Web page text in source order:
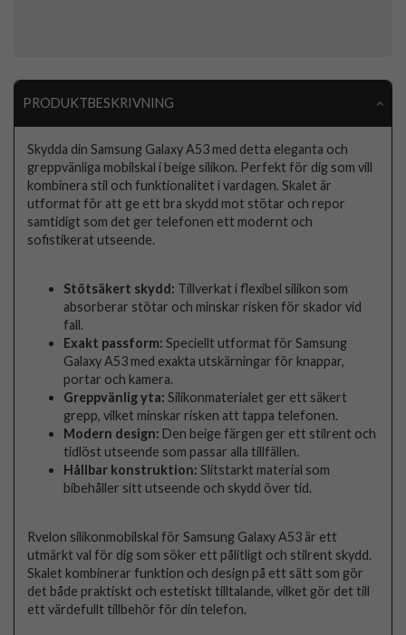
PRODUKTBESKRIVNING
Skydda din Samsung Galaxy A53 med detta eleganta och
greppvänliga mobilskal i beige silikon. Perfekt för dig som vill
kombinera stil och funktionalitet i vardagen. Skalet är
utformat för att ge ett bra skydd mot stötar och repor
samtidigt som det ger telefonen ett modernt och
sofistikerat utseende.
Stötsäkert skydd: Tillverkat i flexibel silikon som
absorberar stötar och minskar risken för skador vid
fall.
Exakt passform: Speciellt utformat för Samsung
Galaxy A53 med exakta utskärningar för knappar,
portar och kamera.
Greppvänlig yta: Silikonmaterialet ger ett säkert
grepp, vilket minskar risken att tappa telefonen.
Modern design: Den beige färgen ger ett stilrent och
tidlöst utseende som passar alla tillfällen.
Hållbar konstruktion: Slitstarkt material som
bibehåller sitt utseende och skydd över tid.
Rvelon silikonmobilskal för Samsung Galaxy A53 är ett
utmärkt val för dig som söker ett pålitligt och stilrent skydd.
Skalet kombinerar funktion och design på ett sätt som gör
det både praktiskt och estetiskt tilltalande, vilket gör det till
ett värdefullt tillbehör för din telefon.